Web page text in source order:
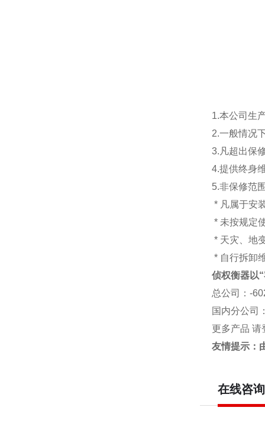
1.本公司生
2.一般情况
3.凡超出保
4.提供终身
5.非保修范
* 凡属于安
* 未按规定
* 天灾、地
* 自行拆卸
侦权衡器以
总公司
：-
国内分公司
更多产品 请
友情提示：
在线咨询